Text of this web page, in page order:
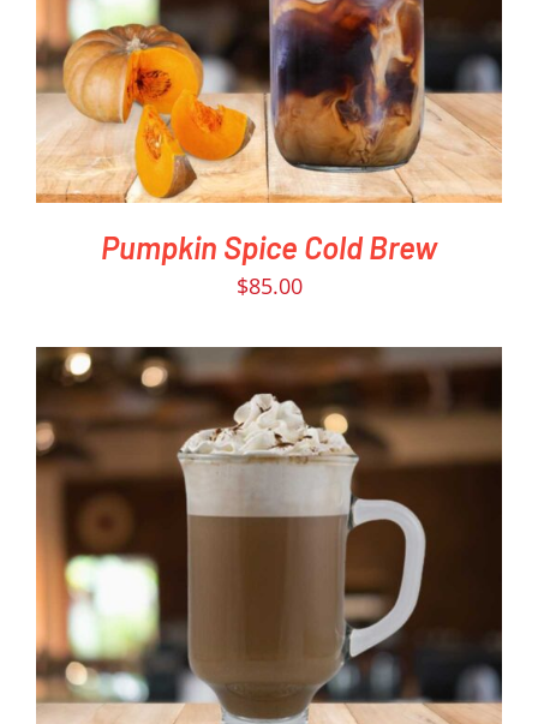
Pumpkin Spice Cold Brew
$85.00
DETAILS